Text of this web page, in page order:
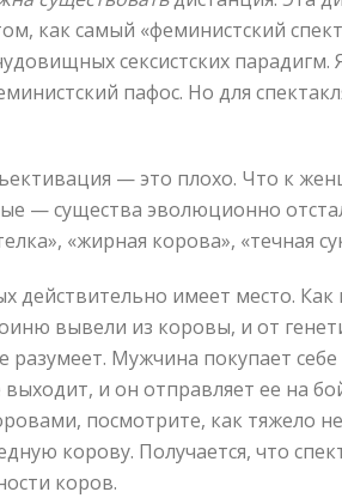
как самый «феминистский
сексистских
пафос. Но для
— это плохо. Что к
— существа эволюционно
«жирная корова», «течная
действительно имеет место.
вывели из коровы, и от
разумеет. Мужчина покупает
выходит, и он отправляет ее на
посмотрите, как тяжело
корову. Получается, что
коров.